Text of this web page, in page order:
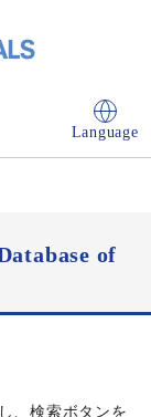
Language
of
、検索ボタンを